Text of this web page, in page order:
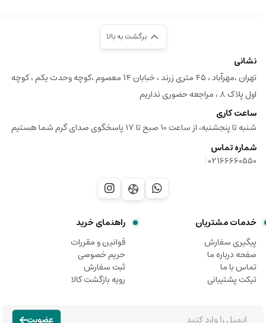
برگشت به بالا
نشانی
تهران ،مهرآباد ، ۴۵ متری زرند ، خبابان ۱۴ معصوم ،کوچه وحدت یکم ، کوچه
اول پلاک ۸ ، مراجعه حضوری نداریم
ساعت کاری
شنبه تا پنجشنبه، از ساعت 10 صبح تا 17 پاسخگوی صدای گرم شما هستیم
شماره تماس
02166660550
|
خدمات مشتریان
پیگیری سفارش
صفحه درباره ما
تماس با ما
تیکت پشتیبانی
راهنمای خرید
قوانین و مقررات
حریم خصوصی
ثبت سفارش
رویه بازگشت کالا
عضویت